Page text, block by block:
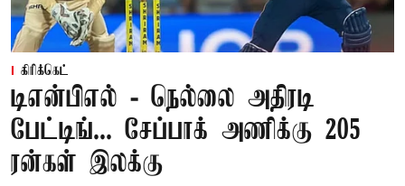
கிரிக்கெட்
டிஎன்பிஎல் - நெல்லை அதிரடி
பேட்டிங்... சேப்பாக் அணிக்கு 205
ரன்கள் இலக்கு